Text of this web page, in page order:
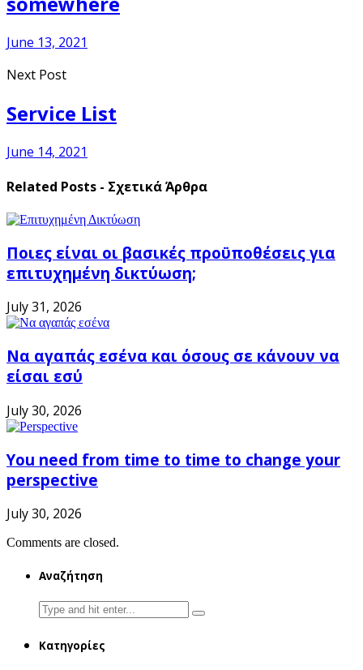
June 13, 2021
Next Post
Service List
June 14, 2021
Related Posts - Σχετικά Άρθρα
Ποιες είναι οι βασικές προϋποθέσεις για
επιτυχημένη δικτύωση;
July 31, 2026
Να αγαπάς εσένα και όσους σε κάνουν να
είσαι εσύ
July 30, 2026
You need from time to time to change your
perspective
July 30, 2026
Comments are closed.
Αναζήτηση
Search
for:
Κατηγορίες